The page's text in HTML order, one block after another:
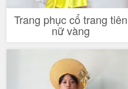
Trang phục cổ trang tiên
nữ vàng